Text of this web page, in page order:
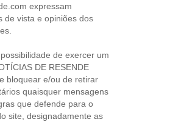
expressam
de vista e opiniões dos
de exercer um
DE RESENDE
bloquear e/ou de retirar
quaisquer mensagens
que defende para o
site, designadamente as